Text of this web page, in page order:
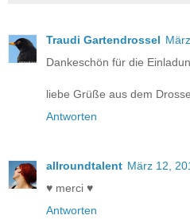
Traudi Gartendrossel
Dankeschön für die
liebe Grüße aus dem
Antworten
allroundtalent März 12,
♥ merci ♥
Antworten